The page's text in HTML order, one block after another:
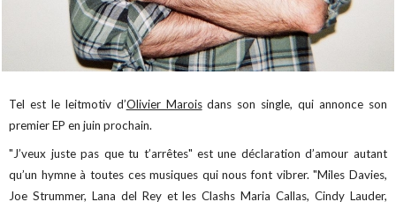
Tel est le leitmotiv d’Olivier Maroisdans son single, qui annonce son
premier EP en juin prochain.
"J’veux juste pas que tu t’arrêtes" est une déclaration d’amour autant
qu’un hymne à toutes ces musiques qui nous font vibrer. "Miles Davies,
Joe Strummer, Lana del Rey et les Clashs Maria Callas, Cindy Lauder,